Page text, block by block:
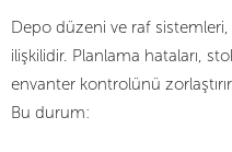
Depo düzeni ve raf
ilişkilidir. Planlama hataları,
envanter kontrolünü
Bu durum: